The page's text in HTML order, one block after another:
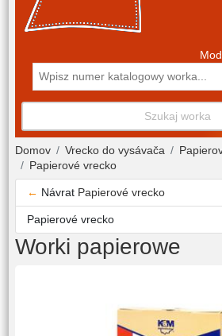
Szukaj worka
Domov Vrecko do vysávača
Papierové vrecko
← Návrat Papierové vrecko
Papierové vrecko
Worki papierowe